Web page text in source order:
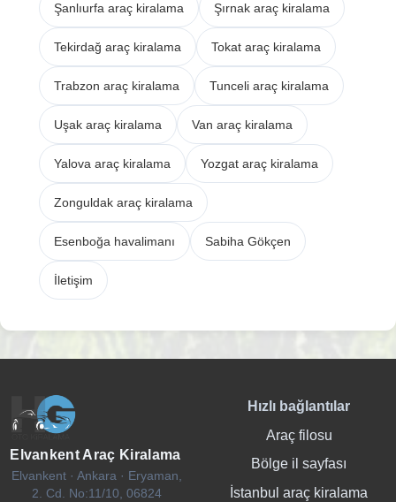
Şanlıurfa araç kiralama Şırnak araç kiralama
Tekirdağ araç kiralama Tokat araç kiralama
Trabzon araç kiralama Tunceli araç kiralama
Uşak araç kiralama Van araç kiralama
Yalova araç kiralama Yozgat araç kiralama
Zonguldak araç kiralama
Esenboğa havalimanı Sabiha Gökçen
İletişim
Elvankent Araç Kiralama
Elvankent · Ankara · Eryaman,
2. Cd. No:11/10, 06824
Hızlı bağlantılar
Araç filosu
Bölge il sayfası
İstanbul araç kiralama